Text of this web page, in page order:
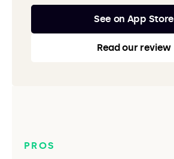
See on App Store
Read our review
PROS